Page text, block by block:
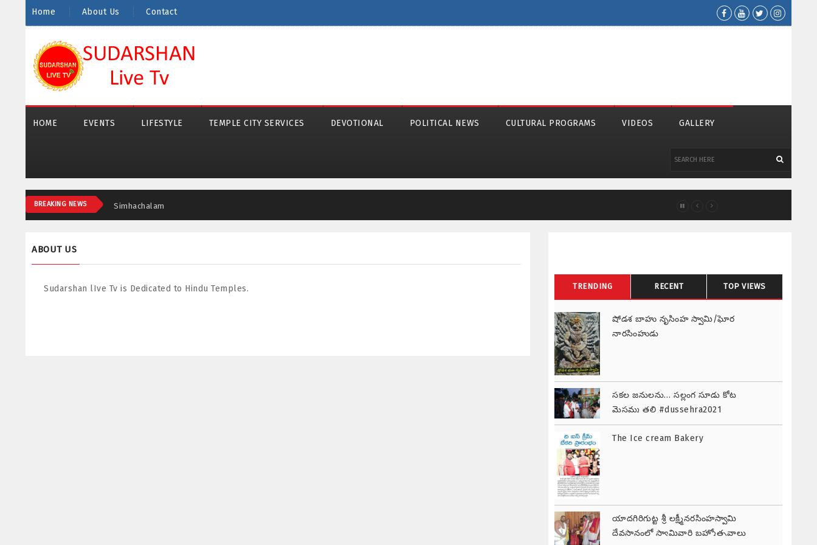
Home About Us Contact
HOME EVENTS LIFESTYLE TEMPLE CITY SERVICES DEVOTIONAL POLITICAL NEWS CULTURAL PROGRAMS VIDEOS GALLERY
BREAKING NEWS Simhachalam
ABOUT US
Sudarshan lIve Tv is Dedicated to Hindu Temples. TRENDING RECENT TOP VIEWS
షోడశ బాహు నృసింహ స్వామి/ఘోర
నారసింహుడు
సకల జనులను… సల్లంగ సూడు కోట
మైసమ్మ తల్లి #dussehra2021
#telangana
The Ice cream Bakery
యాదగిరిగుట్ట శ్రీ లక్ష్మీనరసింహస్వామి
దేవస్థానంలో స్వామివారి బ్రహ్మోత్సవాలు